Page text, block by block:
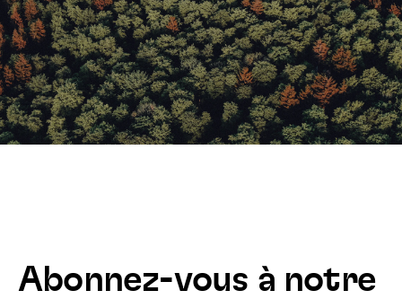
Abonnez-vous à notre